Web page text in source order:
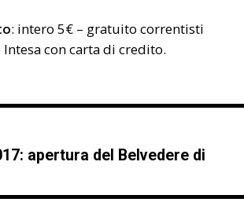
: intero 5€ – gratuito correntisti
Intesa con carta di credito.
apertura del Belvedere di